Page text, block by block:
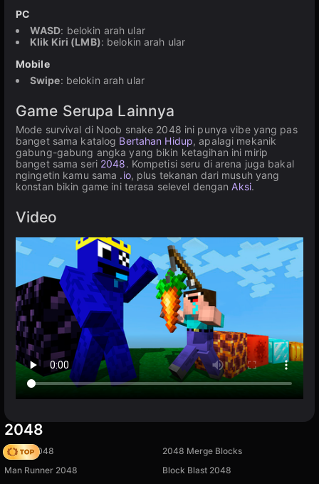
PC
WASD: belokin arah ular
Klik Kiri (LMB): belokin arah ular
Mobile
Swipe: belokin arah ular
Game Serupa Lainnya
Mode survival di Noob snake 2048 ini punya vibe yang pas
banget sama katalog Bertahan Hidup, apalagi mekanik
gabung-gabung angka yang bikin ketagihan ini mirip
banget sama seri 2048. Kompetisi seru di arena juga bakal
ngingetin kamu sama .io, plus tekanan dari musuh yang
konstan bikin game ini terasa selevel denganAksi.
Video
2048
Snake 2048
2048 Merge Blocks
Man Runner 2048
Block Blast 2048